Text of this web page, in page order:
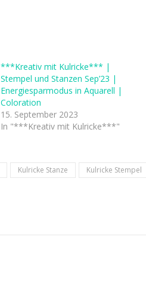
***Kreativ mit Kulricke*** |
Stempel und Stanzen Sep’23 |
Energiesparmodus in Aquarell |
Coloration
15. September 2023
In "***Kreativ mit Kulricke***"
Kulricke Stanze
Kulricke Stempel